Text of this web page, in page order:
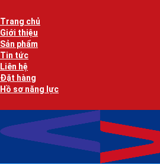
qua
nội
dung
AN
Trang chủ
Giới thiệu
Sản phẩm
Tin tức
Liên hệ
Đặt hàng
Hồ sơ năng lực
AN